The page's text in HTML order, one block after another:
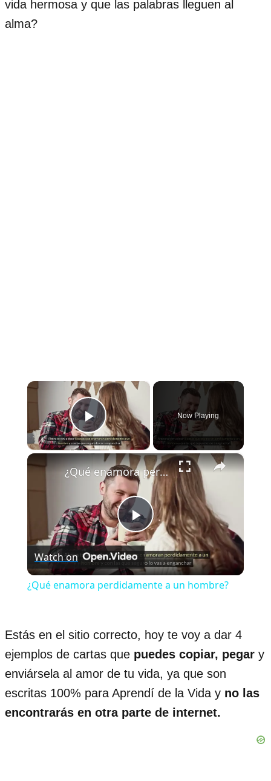
vida hermosa y que las palabras lleguen al
alma?
×
Play Video
Now Playing
×
Play
Video
¿Qué enamora perdidamente a un hombre?
Watch on
¿Qué enamora perdidamente a un hombre?
Estás en el sitio correcto, hoy te voy a dar 4
ejemplos de cartas que puedes copiar, pegar y
enviársela al amor de tu vida, ya que son
escritas 100% para Aprendí de la Vida y no las
encontrarás en otra parte de internet.